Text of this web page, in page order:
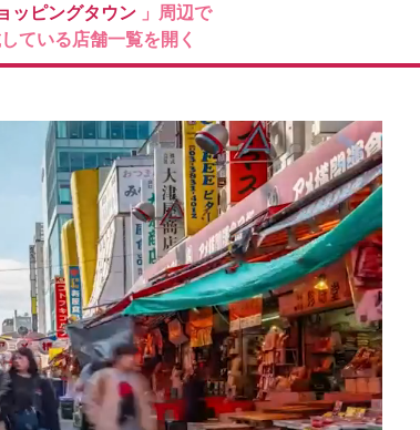
ッピングタウン 」周辺で
ている店舗一覧を開く